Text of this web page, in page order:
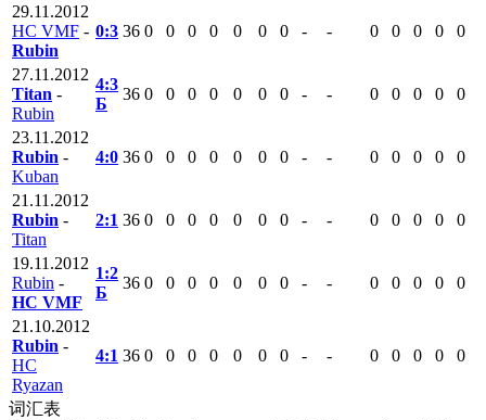
29.11.2012
HC VMF -
Rubin
0:3 36 0 0 0 0 0 0 0 - - 0 0 0 0 0
27.11.2012
Titan -
Rubin
4:3
Б
36 0 0 0 0 0 0 0 - - 0 0 0 0 0
23.11.2012
Rubin -
Kuban
4:0 36 0 0 0 0 0 0 0 - - 0 0 0 0 0
21.11.2012
Rubin -
Titan
2:1 36 0 0 0 0 0 0 0 - - 0 0 0 0 0
19.11.2012
Rubin -
HC VMF
1:2
Б
36 0 0 0 0 0 0 0 - - 0 0 0 0 0
21.10.2012
Rubin -
HC
Ryazan
4:1 36 0 0 0 0 0 0 0 - - 0 0 0 0 0
词汇表